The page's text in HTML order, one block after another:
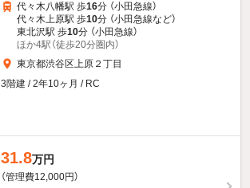
代々木八幡駅 歩16分 （小田急線）
代々木上原駅 歩10分 （小田急線など）
東北沢駅 歩10分 （小田急線）
ほか4駅（徒歩20分圏内）
東京都渋谷区上原２丁目
3階建 / 2年10ヶ月 / RC
31.8万円
（管理費12,000円）